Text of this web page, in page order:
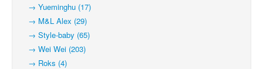
→ Yueminghu (17)
→ M&L Alex (29)
→ Style-baby (65)
→ Wei Wei (203)
→ Roks (4)